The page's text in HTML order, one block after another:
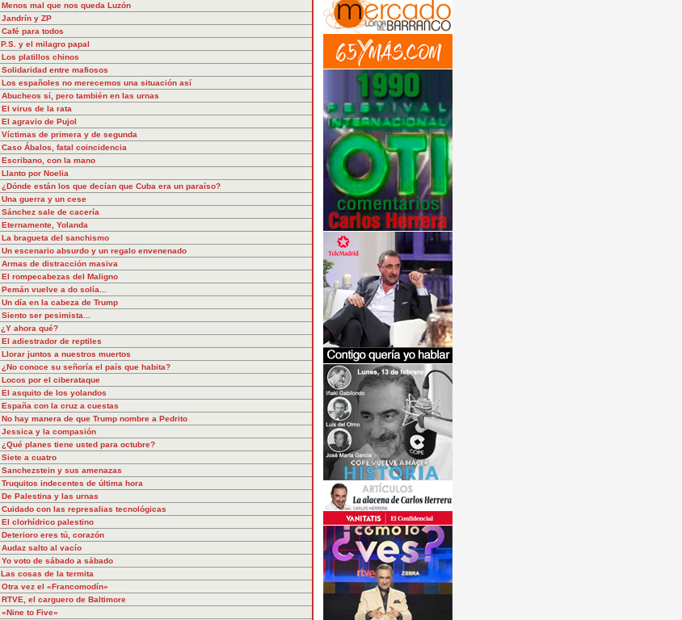
Menos mal que nos queda Luzón
Jandrín y ZP
Café para todos
P.S. y el milagro papal
Los platillos chinos
Solidaridad entre mafiosos
Los españoles no merecemos una situación así
Abucheos sí, pero también en las urnas
El virus de la rata
El agravio de Pujol
Víctimas de primera y de segunda
Caso Ábalos, fatal coincidencia
Escribano, con la mano
Llanto por Noelia
¿Dónde están los que decían que Cuba era un paraíso?
Una guerra y un cese
Sánchez sale de cacería
Eternamente, Yolanda
La bragueta del sanchismo
Un escenario absurdo y un regalo envenenado
Armas de distracción masiva
El rompecabezas del Maligno
Pemán vuelve a do solía...
Un día en la cabeza de Trump
Siento ser pesimista...
¿Y ahora qué?
El adiestrador de reptiles
Llorar juntos a nuestros muertos
¿No conoce su señoría el país que habita?
Locos por el ciberataque
El asquito de los yolandos
España con la cruz a cuestas
No hay manera de que Trump nombre a Pedrito
Jessica y la compasión
¿Qué planes tiene usted para octubre?
Siete a cuatro
Sanchezstein y sus amenazas
Truquitos indecentes de última hora
De Palestina y las urnas
Cuidado con las represalias tecnológicas
El clorhídrico palestino
Deterioro eres tú, corazón
Audaz salto al vacío
Yo voto de sábado a sábado
Las cosas de la termita
Otra vez el «Francomodín»
RTVE, el carguero de Baltimore
«Nine to Five»